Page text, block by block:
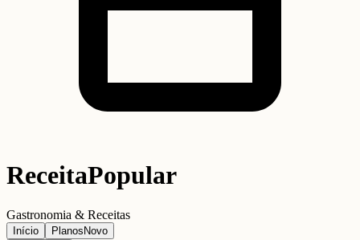
ReceitaPopular
Gastronomia & Receitas
Início Planos Novo